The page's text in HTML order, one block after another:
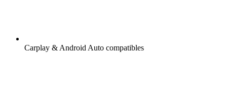
Carplay & Android Auto compatibles